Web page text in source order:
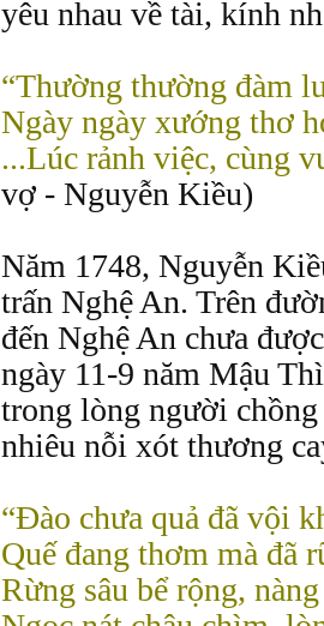
yêu nhau về tài, kính
“Thường thường đàm
Ngày ngày xướng thơ
...Lúc rảnh việc, cùng
vợ - Nguyễn Kiều)
Năm 1748, Nguyễn
trấn Nghệ An. Trên
đến Nghệ An chưa
ngày 11-9 năm Mậu
trong lòng người chồng
nhiêu nỗi xót thương
“Đào chưa quả đã vội
Quế đang thơm mà đã
Rừng sâu bể rộng,